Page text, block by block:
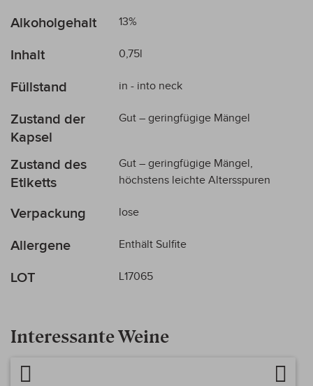
Alkoholgehalt 13%
Inhalt 0,75l
Füllstand in - into neck
Zustand der
Kapsel
Gut – geringfügige Mängel
Zustand des
Etiketts
Gut – geringfügige Mängel,
höchstens leichte Altersspuren
Verpackung lose
Allergene Enthält Sulfite
LOT L17065
Interessante Weine